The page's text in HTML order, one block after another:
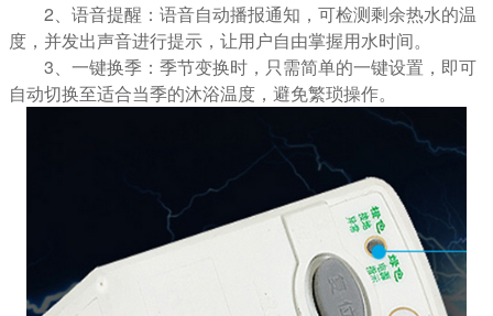
2、语音提醒：语音自动播报通知，可检测剩余热水的温
度，并发出声音进行提示，让用户自由掌握用水时间。
3、一键换季：季节变换时，只需简单的一键设置，即可
自动切换至适合当季的沐浴温度，避免繁琐操作。